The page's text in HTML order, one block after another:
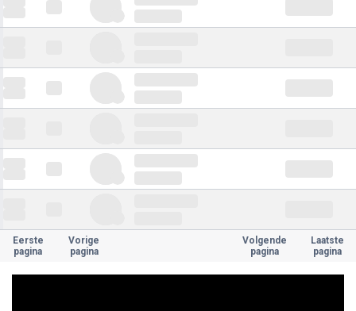
Eerste
pagina
Vorige
pagina
Volgende
pagina
Laatste
pagina